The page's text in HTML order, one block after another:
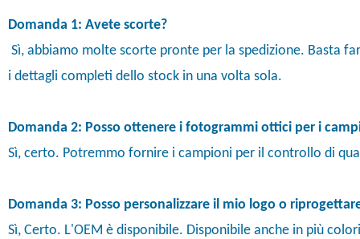
Domanda 1: Avete scorte?
Sì, abbiamo molte scorte pronte per la spedizione. Basta
i dettagli completi dello stock in una volta sola.
Domanda 2: Posso ottenere i fotogrammi ottici per i
Sì, certo. Potremmo fornire i campioni per il controllo di
Domanda 3: Posso personalizzare il mio logo o
Sì, Certo. L'OEM è disponibile. Disponibile anche in più